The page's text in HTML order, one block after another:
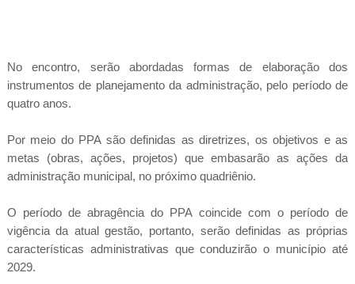
No encontro, serão abordadas formas de elaboração dos
instrumentos de planejamento da administração, pelo período de
quatro anos.
Por meio do PPA são definidas as diretrizes, os objetivos e as
metas (obras, ações, projetos) que embasarão as ações da
administração municipal, no próximo quadriênio.
O período de abragência do PPA coincide com o período de
vigência da atual gestão, portanto, serão definidas as próprias
características administrativas que conduzirão o município até
2029.